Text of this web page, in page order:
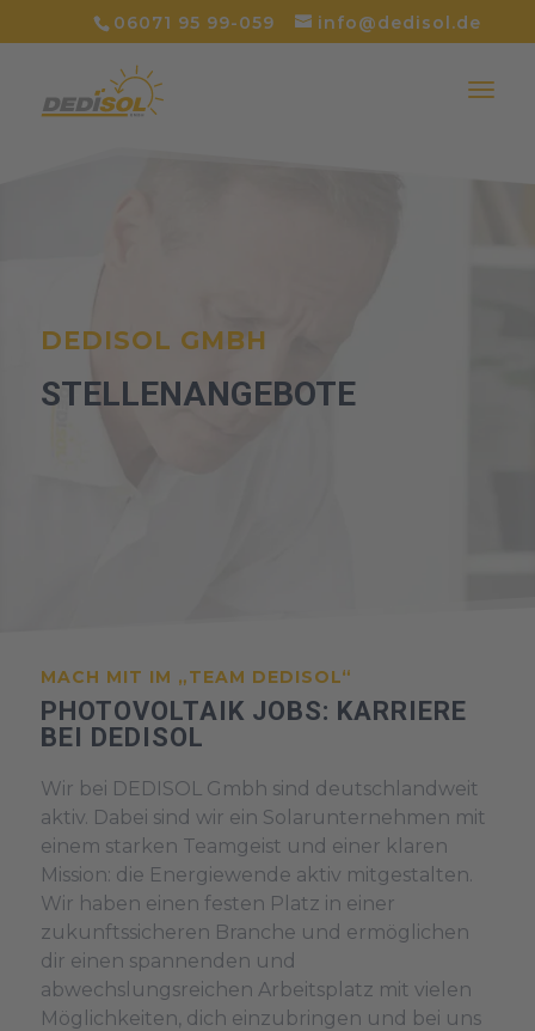
06071 95 99-059 info@dedisol.de
DEDISOL GMBH
STELLENANGEBOTE
MACH MIT IM „TEAM DEDISOL“
PHOTOVOLTAIK JOBS: KARRIERE
BEI DEDISOL
Wir bei DEDISOL Gmbh sind deutschlandweit
aktiv. Dabei sind wir ein Solarunternehmen mit
einem starken Teamgeist und einer klaren
Mission: die Energiewende aktiv mitgestalten.
Wir haben einen festen Platz in einer
zukunftssicheren Branche und ermöglichen
dir einen spannenden und
abwechslungsreichen Arbeitsplatz mit vielen
Möglichkeiten, dich einzubringen und bei uns